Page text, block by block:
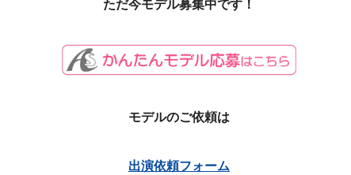
モデルのご依頼は
出演依頼フォーム